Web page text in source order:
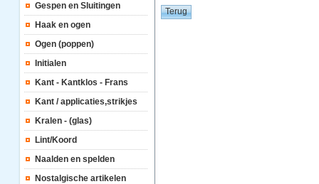
Gespen en Sluitingen
Haak en ogen
Ogen (poppen)
Initialen
Kant - Kantklos - Frans
Kant / applicaties,strikjes
Kralen - (glas)
Lint/Koord
Naalden en spelden
Nostalgische artikelen